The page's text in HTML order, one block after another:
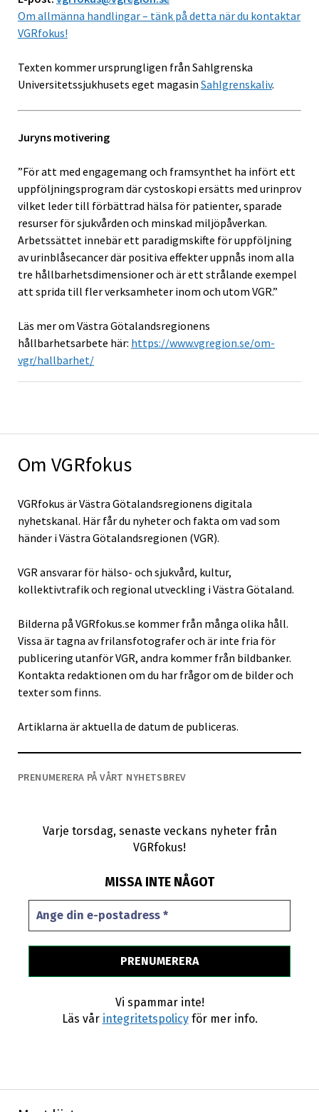
Om VGRfokus
VGRfokus är Västra Götalandsregionens digitala
nyhetskanal. Här får du nyheter och fakta om vad som
händer i Västra Götalandsregionen (VGR).
VGR ansvarar för hälso- och sjukvård, kultur,
kollektivtrafik och regional utveckling i Västra Götaland.
Bilderna på VGRfokus.se kommer från många olika håll.
Vissa är tagna av frilansfotografer och är inte fria för
publicering utanför VGR, andra kommer från bildbanker.
Kontakta redaktionen om du har frågor om de bilder och
texter som finns.
Artiklarna är aktuella de datum de publiceras.
PRENUMERERA PÅ VÅRT NYHETSBREV
Varje torsdag, senaste veckans nyheter från
VGRfokus!
MISSA INTE NÅGOT
Vi spammar inte!
Läs vår integritetspolicyför mer info.
Om allmänna handlingar – tänk på detta när du kontaktar
VGRfokus!
Texten kommer ursprungligen från Sahlgrenska
Universitetssjukhusets eget magasin Sahlgrenskaliv.
Juryns motivering
”För att med engagemang och framsynthet ha infört ett
uppföljningsprogram där cystoskopi ersätts med urinprov
vilket leder till förbättrad hälsa för patienter, sparade
resurser för sjukvården och minskad miljöpåverkan.
Arbetssättet innebär ett paradigmskifte för uppföljning
av urinblåsecancer där positiva effekter uppnås inom alla
tre hållbarhetsdimensioner och är ett strålande exempel
att sprida till fler verksamheter inom och utom VGR.”
Läs mer om Västra Götalandsregionens
hållbarhetsarbete här: https://www.vgregion.se/om-
vgr/hallbarhet/